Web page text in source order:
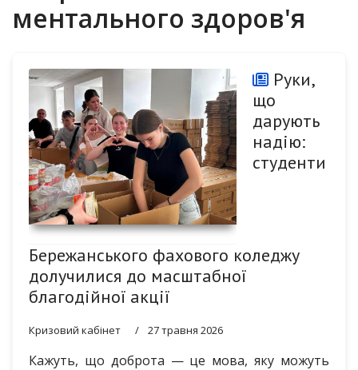
ментального здоров'я
Руки,
що
дарують
надію:
студенти
Бережанського фахового коледжу
долучилися до масштабної
благодійної акції
Кризовий кабінет 27 травня 2026
Кажуть, що доброта — це мова, яку можуть